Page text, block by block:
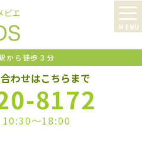
から徒歩３分
わせはこちらまで
8172
〜18:00